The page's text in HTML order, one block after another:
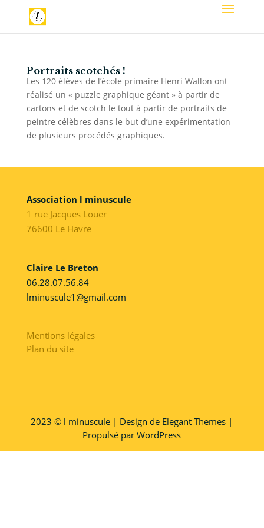
Portraits scotchés !
Les 120 élèves de l’école primaire Henri Wallon ont
réalisé un « puzzle graphique géant » à partir de
cartons et de scotch le tout à partir de portraits de
peintre célèbres dans le but d’une expérimentation
de plusieurs procédés graphiques.
Association l minuscule
1 rue Jacques Louer
76600 Le Havre
Claire Le Breton
06.28.07.56.84
lminuscule1@gmail.com
Mentions légales
Plan du site
2023 © l minuscule | Design de Elegant Themes |
Propulsé par WordPress